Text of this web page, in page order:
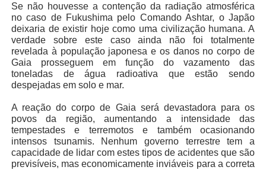
Se não houvesse a contenção da radiação atmosférica
no caso de Fukushima pelo Comando Ashtar, o Japão
deixaria de existir hoje como uma civilização humana. A
verdade sobre este caso ainda não foi totalmente
revelada à população japonesa e os danos no corpo de
Gaia prosseguem em função do vazamento das
toneladas de água radioativa que estão sendo
despejadas em solo e mar.
A reação do corpo de Gaia será devastadora para os
povos da região, aumentando a intensidade das
tempestades e terremotos e também ocasionando
intensos tsunamis. Nenhum governo terrestre tem a
capacidade de lidar com estes tipos de acidentes que são
previsíveis, mas economicamente inviáveis para a correta